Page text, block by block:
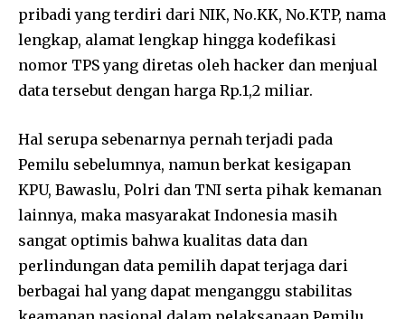
pribadi yang terdiri dari NIK, No.KK, No.KTP, nama
lengkap, alamat lengkap hingga kodefikasi
nomor TPS yang diretas oleh hacker dan menjual
data tersebut dengan harga Rp.1,2 miliar.
Hal serupa sebenarnya pernah terjadi pada
Pemilu sebelumnya, namun berkat kesigapan
KPU, Bawaslu, Polri dan TNI serta pihak kemanan
lainnya, maka masyarakat Indonesia masih
sangat optimis bahwa kualitas data dan
perlindungan data pemilih dapat terjaga dari
berbagai hal yang dapat menganggu stabilitas